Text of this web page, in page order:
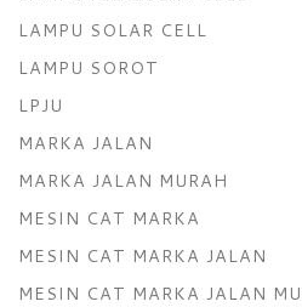
LAMPU SOLAR CELL
LAMPU SOROT
LPJU
MARKA JALAN
MARKA JALAN MURAH
MESIN CAT MARKA
MESIN CAT MARKA JALAN
MESIN CAT MARKA JALAN